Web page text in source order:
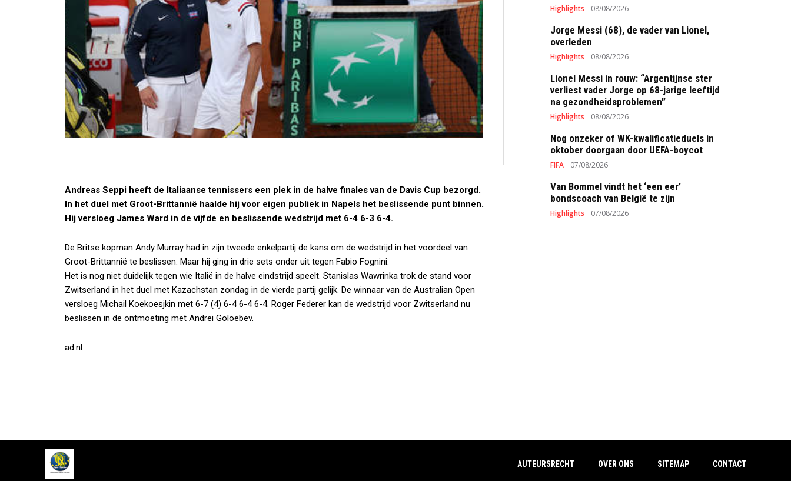
Andreas Seppi heeft de Italiaanse tennissers een plek in de halve finales van de Davis Cup bezorgd.
In het duel met Groot-Brittannië haalde hij voor eigen publiek in Napels het beslissende punt binnen.
Hij versloeg James Ward in de vijfde en beslissende wedstrijd met 6-4 6-3 6-4.
De Britse kopman Andy Murray had in zijn tweede enkelpartij de kans om de wedstrijd in het voordeel van
Groot-Brittannië te beslissen. Maar hij ging in drie sets onder uit tegen Fabio Fognini.
Het is nog niet duidelijk tegen wie Italië in de halve eindstrijd speelt. Stanislas Wawrinka trok de stand voor
Zwitserland in het duel met Kazachstan zondag in de vierde partij gelijk. De winnaar van de Australian Open
versloeg Michail Koekoesjkin met 6-7 (4) 6-4 6-4 6-4. Roger Federer kan de wedstrijd voor Zwitserland nu
beslissen in de ontmoeting met Andrei Goloebev.
ad.nl
Highlights 08/08/2026
Jorge Messi (68), de vader van Lionel,
overleden
Highlights 08/08/2026
Lionel Messi in rouw: “Argentijnse ster
verliest vader Jorge op 68-jarige leeftijd
na gezondheidsproblemen”
Highlights 08/08/2026
Nog onzeker of WK-kwalificatieduels in
oktober doorgaan door UEFA-boycot
FIFA 07/08/2026
Van Bommel vindt het ‘een eer’
bondscoach van België te zijn
Highlights 07/08/2026
AUTEURSRECHT OVER ONS SITEMAP CONTACT